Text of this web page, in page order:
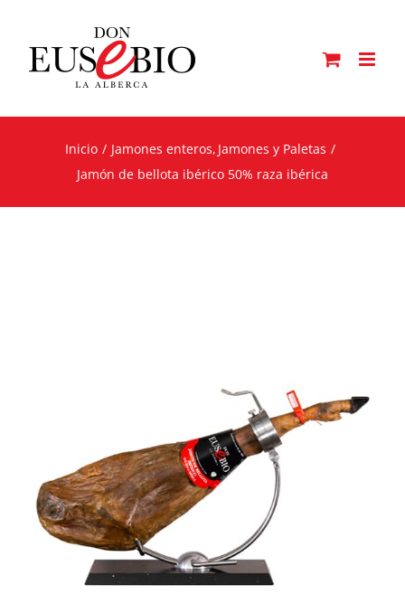
contenido
Inicio Jamones enteros Jamones y Paletas
Jamón de bellota ibérico 50% raza ibérica